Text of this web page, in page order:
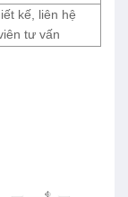
kế, liên hệ
tư vấn